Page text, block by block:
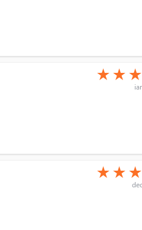
(*)
★ (*)
★ (*)
★
(*)
★ (*)
★ (*)
★